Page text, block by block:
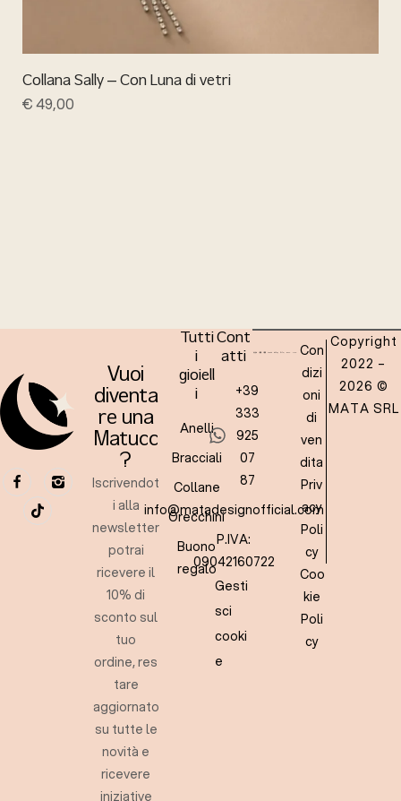
Collana Sally – Con Luna di vetri
€49,00
Vuoi
diventa
re una
Matucc
?
Iscrivendot
i alla
newsletter
potrai
ricevere il
10% di
sconto sul
tuo
ordine, res
tare
aggiornato
su tutte le
novità e
ricevere
iniziative
Tutti
i
gioiell
i
Anelli
Bracciali
Collane
Orecchini
Buono
regalo
Cont
atti
+39
333
925
07
87
info@matadesignofficial.com
P.IVA:
09042160722
Gesti
sci
cooki
e
Con
dizi
oni
di
ven
dita
Priv
acy
Poli
cy
Coo
kie
Poli
cy
Copyright
2022 –
2026 ©
MATA SRL